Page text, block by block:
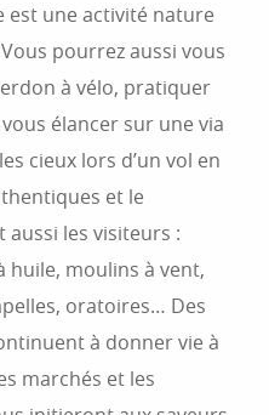
est une activité nature
pourrez aussi vous
à vélo, pratiquer
élancer sur une via
cieux lors d’un vol en
et le
les visiteurs :
huile, moulins à vent,
oratoires… Des
à donner vie à
marchés et les